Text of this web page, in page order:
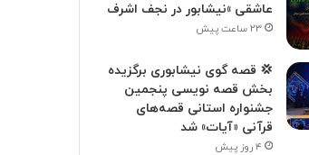
عاشقی »نیشابور در نجف اشرف
۲۳ ساعت پیش
💢 قصه گوی نیشابوری برگزیده
بخش قصه نویسی پنجمین
جشنواره استانی قصه‌های
قرآنی «آیات» شد
۴ روز پیش